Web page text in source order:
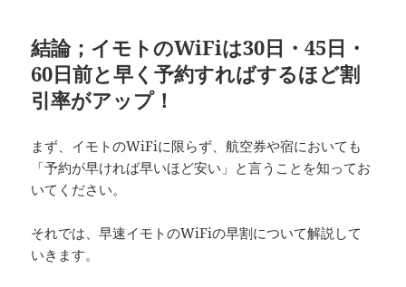
結論；イモトのWiFiは30日・45日・
60日前と早く予約すればするほど割
引率がアップ！
まず、イモトのWiFiに限らず、航空券や宿においても
「予約が早ければ早いほど安い」と言うことを知ってお
いてください。
それでは、早速イモトのWiFiの早割について解説して
いきます。